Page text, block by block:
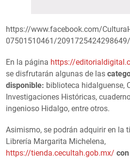
https://www.facebook.com/
07501510461/2091725424298649/
En la página https://
se disfrutarán algunas de las
disponible: biblioteca hidalguense,
Investigaciones Históricas,
ingenioso Hidalgo, entre otros.
Asimismo, se podrán adquirir en la
Librería Margarita Michelena,
https://tienda.cecultah.gob.mx/